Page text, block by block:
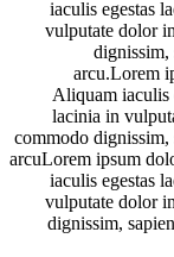
iaculis egestas
vulputate dolor
dignissim,
arcu.Lorem
Aliquam iaculis
lacinia in
commodo dignissim,
arcuLorem ipsum
iaculis egestas
vulputate dolor
dignissim,